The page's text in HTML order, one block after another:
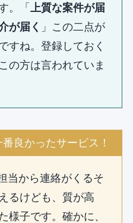
。「上質な案件が届
が届く 」この二点が
すね。登録しておく
の方は言われていま
良かったサービス！
当から連絡がくるそ
るけども、質が高
様子です。確かに、